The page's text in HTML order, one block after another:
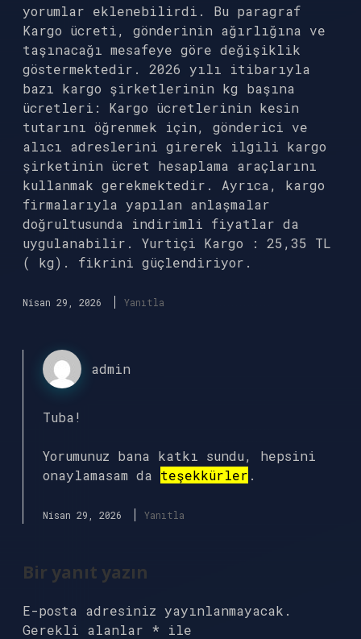
yorumlar eklenebilirdi. Bu paragraf
Kargo ücreti, gönderinin ağırlığına ve
taşınacağı mesafeye göre değişiklik
göstermektedir. 2026 yılı itibarıyla
bazı kargo şirketlerinin kg başına
ücretleri: Kargo ücretlerinin kesin
tutarını öğrenmek için, gönderici ve
alıcı adreslerini girerek ilgili kargo
şirketinin ücret hesaplama araçlarını
kullanmak gerekmektedir. Ayrıca, kargo
firmalarıyla yapılan anlaşmalar
doğrultusunda indirimli fiyatlar da
uygulanabilir. Yurtiçi Kargo : 25,35 TL
( kg). fikrini güçlendiriyor.
Nisan 29, 2026 Yanıtla
admin
Tuba!
Yorumunuz bana katkı sundu, hepsini
onaylamasam da teşekkürler .
Nisan 29, 2026 Yanıtla
Bir yanıt yazın
E-posta adresiniz yayınlanmayacak.
Gerekli alanlar * ile